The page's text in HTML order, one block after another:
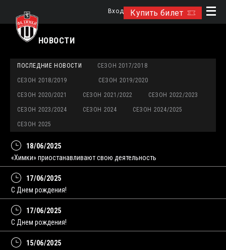
Купить билет
Вход
НОВОСТИ
ПОСЛЕДНИЕ НОВОСТИ СЕЗОН 2017/2018
СЕЗОН 2018/2019 СЕЗОН 2019/2020
СЕЗОН 2020/2021 СЕЗОН 2021/2022 СЕЗОН 2022/2023
СЕЗОН 2023/2024 СЕЗОН 2024 СЕЗОН 2024/2025
СЕЗОН 2025
18/06/2025
«Химки» приостанавливают свою деятельность
17/06/2025
С Днем рождения!
17/06/2025
С Днем рождения!
15/06/2025